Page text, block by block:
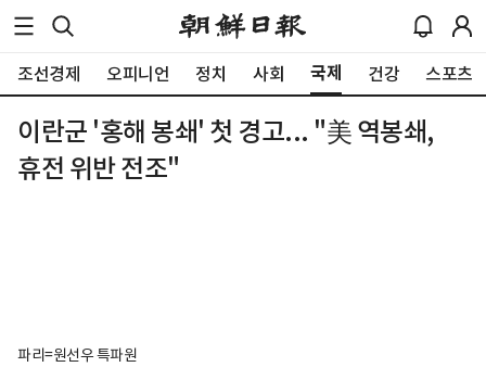
조선경제 오피니언 정치 사회 국제 건강 스포츠
이란군 '홍해 봉쇄' 첫 경고... "美 역봉쇄,
휴전 위반 전조"
파리=원선우 특파원